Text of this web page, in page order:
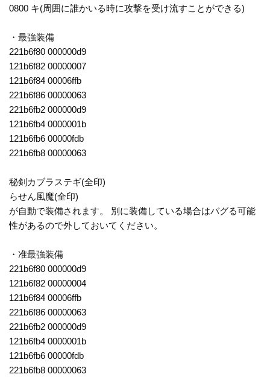
0800 キ(周囲に誰かいる時に攻撃を受け流すことができる)
・最強装備
221b6f80 000000d9
121b6f82 00000007
121b6f84 00006ffb
221b6f86 00000063
221b6fb2 000000d9
121b6fb4 0000001b
121b6fb6 00000fdb
221b6fb8 00000063
秘剣カブラステギ(全印)
らせん風魔(全印)
が自動で装備されます。 別に装備している場合はバグる可能
性があるので外しておいてください。
・准最強装備
221b6f80 000000d9
121b6f82 00000004
121b6f84 00006ffb
221b6f86 00000063
221b6fb2 000000d9
121b6fb4 0000001b
121b6fb6 00000fdb
221b6fb8 00000063